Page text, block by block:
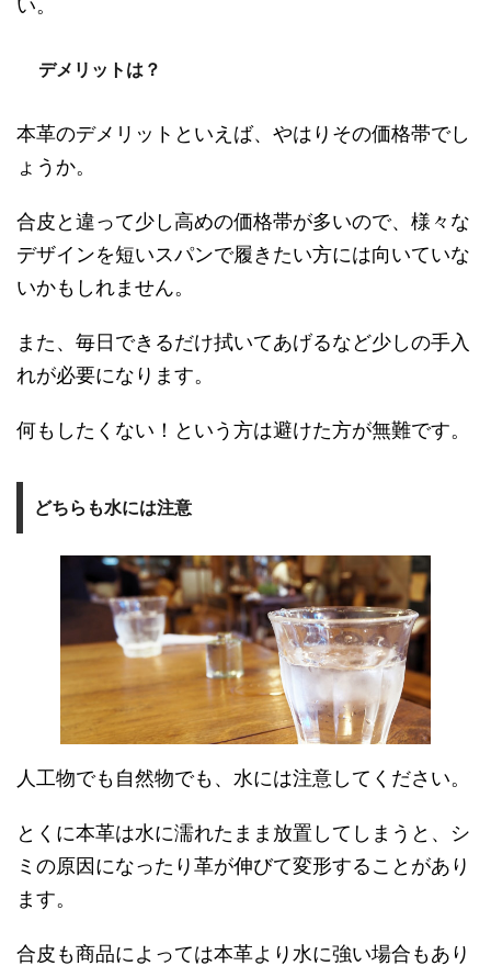
い。
デメリットは？
本革のデメリットといえば、やはりその価格帯でし
ょうか。
合皮と違って少し高めの価格帯が多いので、様々な
デザインを短いスパンで履きたい方には向いていな
いかもしれません。
また、毎日できるだけ拭いてあげるなど少しの手入
れが必要になります。
何もしたくない！という方は避けた方が無難です。
どちらも水には注意
人工物でも自然物でも、水には注意してください。
とくに本革は水に濡れたまま放置してしまうと、シ
ミの原因になったり革が伸びて変形することがあり
ます。
合皮も商品によっては本革より水に強い場合もあり